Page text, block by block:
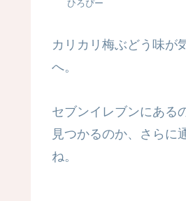
ひろぴー
カリカリ梅ぶどう味が
へ。
セブンイレブンにある
見つかるのか、さら
ね。